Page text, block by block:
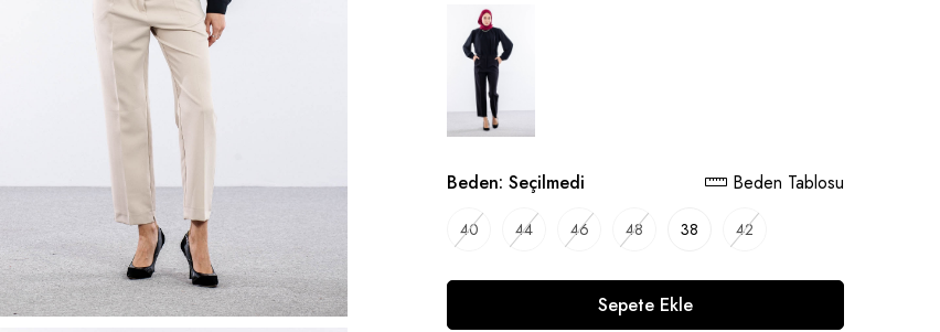
Beden: Seçilmedi Beden Tablosu
40 44 46 48 38 42
Sepete Ekle